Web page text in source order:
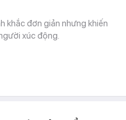
khắc đơn giản nhưng khiến
xúc động.